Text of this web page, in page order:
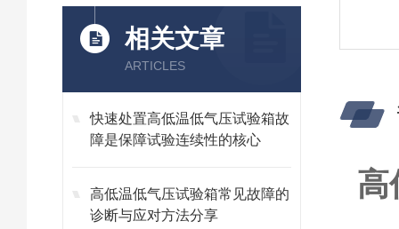
相关文章
ARTICLES
快速处置高低温低气压试验箱故
障是保障试验连续性的核心
高低温低气压试验箱常见故障的
诊断与应对方法分享
高